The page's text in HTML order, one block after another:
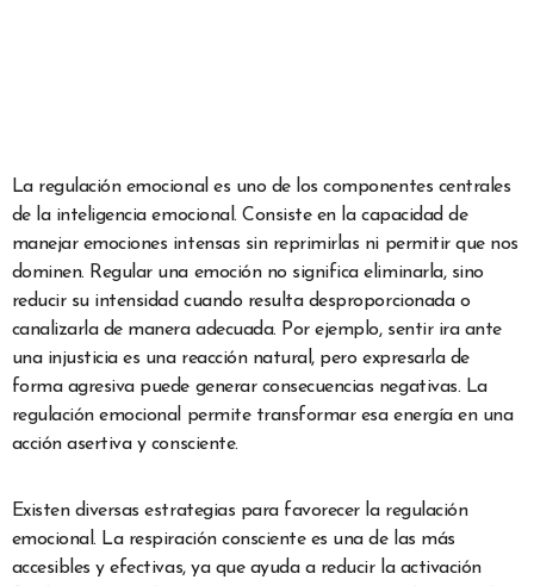
La regulación emocional es uno de los componentes centrales
de la inteligencia emocional. Consiste en la capacidad de
manejar emociones intensas sin reprimirlas ni permitir que nos
dominen. Regular una emoción no significa eliminarla, sino
reducir su intensidad cuando resulta desproporcionada o
canalizarla de manera adecuada. Por ejemplo, sentir ira ante
una injusticia es una reacción natural, pero expresarla de
forma agresiva puede generar consecuencias negativas. La
regulación emocional permite transformar esa energía en una
acción asertiva y consciente.
Existen diversas estrategias para favorecer la regulación
emocional. La respiración consciente es una de las más
accesibles y efectivas, ya que ayuda a reducir la activación